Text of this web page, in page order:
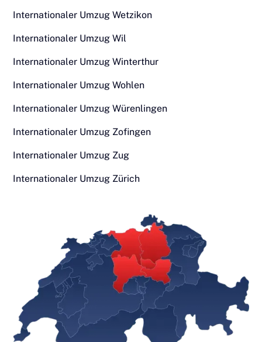
Internationaler Umzug Wetzikon
Internationaler Umzug Wil
Internationaler Umzug Winterthur
Internationaler Umzug Wohlen
Internationaler Umzug Würenlingen
Internationaler Umzug Zofingen
Internationaler Umzug Zug
Internationaler Umzug Zürich